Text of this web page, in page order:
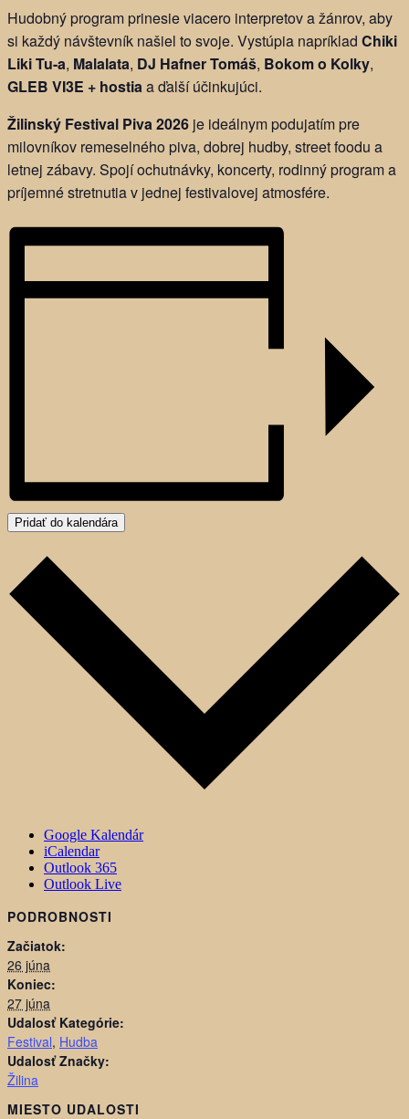
Hudobný program prinesie viacero interpretov a žánrov, aby
si každý návštevník našiel to svoje. Vystúpia napríklad Chiki
Liki Tu-a, Malalata, DJ Hafner Tomáš, Bokom o Kolky,
GLEB VI3E + hostiaa ďalší účinkujúci.
Žilinský Festival Piva 2026 je ideálnym podujatím pre
milovníkov remeselného piva, dobrej hudby, street foodu a
letnej zábavy. Spojí ochutnávky, koncerty, rodinný program a
príjemné stretnutia v jednej festivalovej atmosfére.
Pridať do kalendára
Google Kalendár
iCalendar
Outlook 365
Outlook Live
PODROBNOSTI
Začiatok:
26 júna
Koniec:
27 júna
Udalosť Kategórie:
Festival, Hudba
Udalosť Značky:
Žilina
MIESTO UDALOSTI